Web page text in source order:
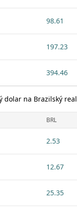
98.61
197.23
394.46
dolar na Brazilský real
BRL
2.53
12.67
25.35